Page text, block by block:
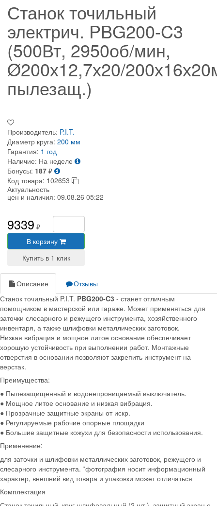
Станок точильный
электрич. PBG200-C3
(500Вт, 2950об/мин,
Ø200х12,7х20/
пылезащ.)
Производитель: P.I.T.
Диаметр круга: 200 мм
Гарантия: 1 год
Наличие: На неделе
Бонусы: 187 ₽
Код товара: 102653
Актуальность
цен и наличия: 09.08.26 05:22
9339 ₽
В корзину
Описание
Отзывы
Станок точильный P.I.T. PBG200-C3 - станет отличным
помощником в мастерской или гараже. Может применяться для
заточки слесарного и режущего инструмента, хозяйственного
инвентаря, а также шлифовки металлических заготовок.
Низкая вибрация и мощное литое основание обеспечивает
хорошую устойчивость при выполнении работ. Монтажные
отверстия в основании позволяют закрепить инструмент на
верстак.
Преимущества:
● Пылезащищенный и водонепроницаемый выключатель.
● Мощное литое основание и низкая вибрация.
● Прозрачные защитные экраны от искр.
● Регулируемые рабочие опорные площадки
● Большие защитные кожухи для безопасности использования.
Применение:
для заточки и шлифовки металлических заготовок, режущего и
слесарного инструмента. *фотография носит информационный
характер, внешний вид товара и упаковки может отличаться
Комплектация